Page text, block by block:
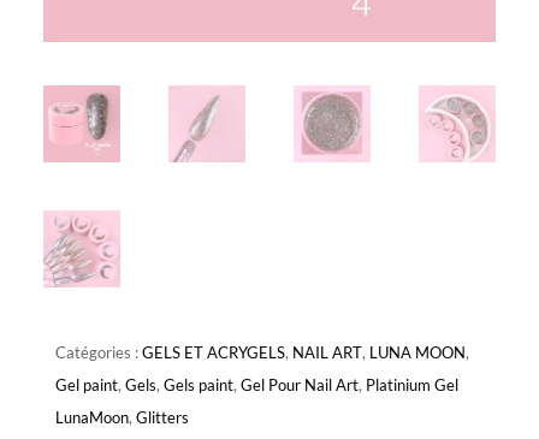
Catégories :GELS ET ACRYGELS, NAIL ART, LUNA MOON,
Gel paint, Gels, Gels paint, Gel Pour Nail Art, Platinium Gel
LunaMoon, Glitters